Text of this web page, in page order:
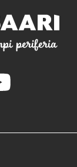
periferia